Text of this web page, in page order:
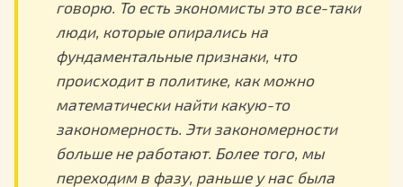
говорю. То есть экономисты это все-таки
люди, которые опирались на
фундаментальные признаки, что
происходит в политике, как можно
математически найти какую-то
закономерность. Эти закономерности
больше не работают. Более того, мы
переходим в фазу, раньше у нас была